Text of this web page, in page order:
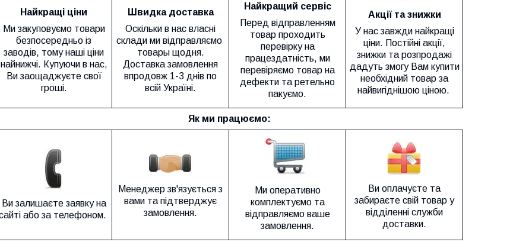
Найкращі ціни
Ми закуповуємо товари
безпосередньо із
заводів, тому наші ціни
найнижчі. Купуючи в нас,
Ви заощаджуєте свої
гроші.
Швидка доставка
Оскільки в нас власні
склади ми відправляємо
товары щодня.
Доставка замовлення
впродовж 1-3 днів по
всій Україні.
Найкращий сервіс
Перед відправленням
товар проходить
перевірку на
працездатність, ми
перевіряємо товар на
дефекти та ретельно
пакуємо.
Акції та знижки
У нас завжди найкращі
ціни. Постійні акції,
знижки та розпродажі
дадуть змогу Вам купити
необхідний товар за
найвигіднішою ціною.
Як ми працюємо:
Ви залишаєте заявку на
або за телефоном.
Менеджер зв'язується з
вами та підтверджує
замовлення.
Ми оперативно
комплектуємо та
відправляємо ваше
замовлення.
Ви оплачуєте та
забираєте свій товар у
відділенні служби
доставки.